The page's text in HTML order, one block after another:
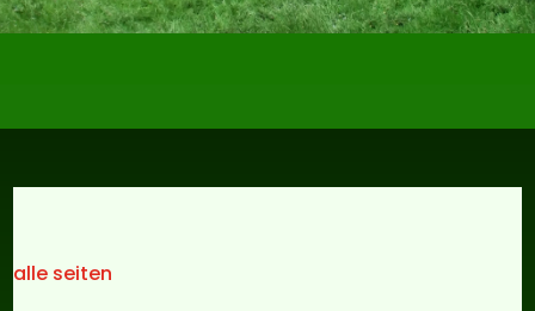
alle seiten